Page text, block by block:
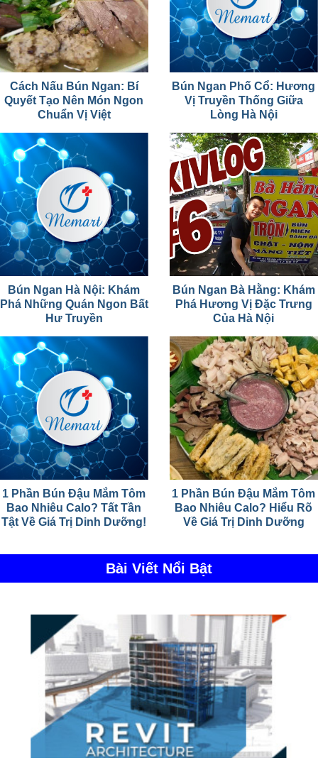
Cách Nấu Bún Ngan: Bí
Quyết Tạo Nên Món Ngon
Chuẩn Vị Việt
Bún Ngan Phố Cổ: Hương
Vị Truyền Thống Giữa
Lòng Hà Nội
Bún Ngan Hà Nội: Khám
Phá Những Quán Ngon Bất
Hư Truyền
Bún Ngan Bà Hằng: Khám
Phá Hương Vị Đặc Trưng
Của Hà Nội
1 Phần Bún Đậu Mắm Tôm
Bao Nhiêu Calo? Tất Tần
Tật Về Giá Trị Dinh Dưỡng!
1 Phần Bún Đậu Mắm Tôm
Bao Nhiêu Calo? Hiểu Rõ
Về Giá Trị Dinh Dưỡng
Bài Viết Nổi Bật